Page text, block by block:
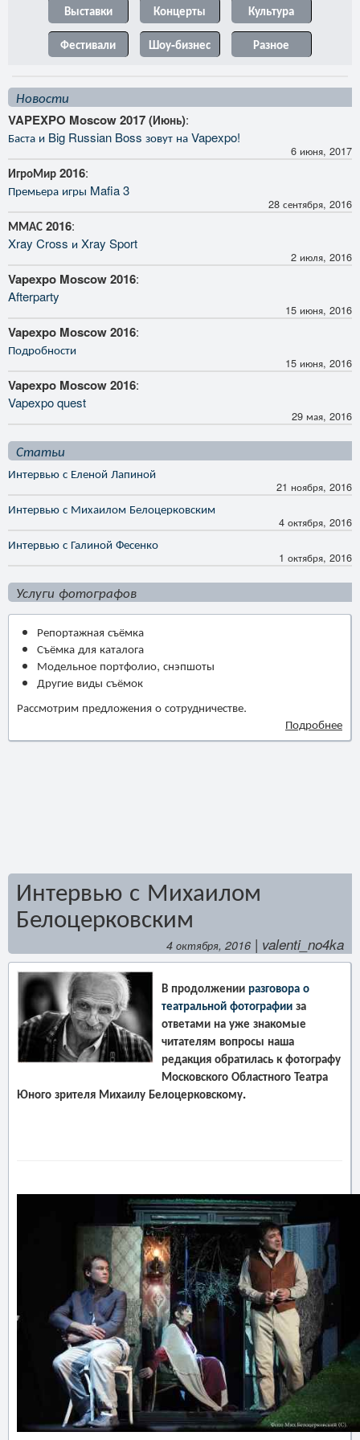
Выставки Концерты
Культура
Фестивали
Шоу-бизнес Разное
Новости
VAPEXPO Moscow 2017 (Июнь):
Баста и Big Russian Boss зовут на Vapexpo!
6 июня, 2017
ИгроМир 2016:
Премьера игры Mafia 3
28 сентября, 2016
ММАС 2016:
Xray Cross и Xray Sport
2 июля, 2016
Vapexpo Moscow 2016:
Afterparty
15 июня, 2016
Vapexpo Moscow 2016:
Подробности
15 июня, 2016
Vapexpo Moscow 2016:
Vapexpo quest
29 мая, 2016
Статьи
Интервью с Еленой Лапиной
21 ноября, 2016
Интервью с Михаилом Белоцерковским
4 октября, 2016
Интервью с Галиной Фесенко
1 октября, 2016
Услуги фотографов
Репортажная съёмка
Съёмка для каталога
Модельное портфолио, снэпшоты
Другие виды съёмок
Рассмотрим предложения о сотрудничестве.
Подробнее
Интервью с Михаилом
Белоцерковским
4 октября, 2016 | valenti_no4ka
В продолженииразговора о
театральной фотографииза
ответами на уже знакомые
читателям вопросы наша
редакция обратилась к фотографу
Московского Областного Театра
Юного зрителя Михаилу Белоцерковскому.